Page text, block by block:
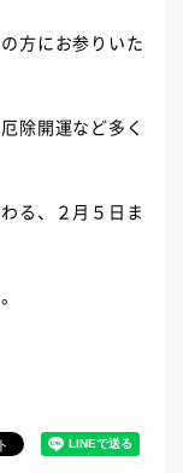
方にお参りいた
除開運など多く
る、２月５日ま